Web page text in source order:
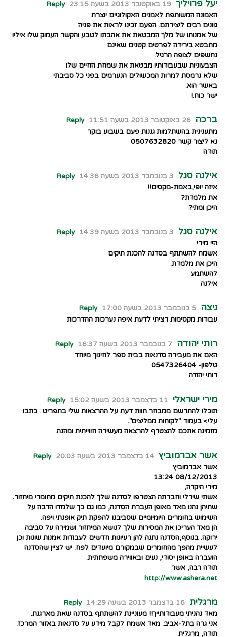
יעל פרויליך 19 באוקטובר 2013 בשעה 23:15
Reply
האמונה המשותפת לאמנים האקולוגיים יוצרת
גוונים רבים ליצירתם. הפעם זכינו לראות את פניה
של אמנותו של מלך המבטאת את אהבתו לטבע והקשר העמוק שלו איליו
מתבטא בירידה לפרטים קטנים שאינם
נחשפים לצופה הרגיל.
הצבעוניות שבעבודותיו מבטאת את שמחת החיים שלו
שלא נרמסת למרות המכשולים הנערמים בפני כל סביבתי
באשר הוא.
ישר כוח.!
ברכה 26 באוקטובר 2013 בשעה 11:51
Reply
מתענינית בהשתלמות גננות פעם בשבוע בוקר
נא ליצור קשר 0507632820
תודה
אילנה סגל 3 בנובמבר 2013 בשעה 14:36
Reply
איזה יופי,באמת-מקסים!!
את מלמדת?
היכן ומתי?
אילנה סגל 3 בנובמבר 2013 בשעה 14:39
Reply
היי מירי
אשמח להשתתף בסדנה להכנת תיקים
היכן את מלמדת.
להשתמע
אילנה
ניצה 5 בנובמבר 2013 בשעה 17:00
Reply
עבודות מקסימות רציתי לדעת איפה נערכות ההדרכות
רותי יהודה 7 בנובמבר 2013 בשעה 16:37
Reply
האם את מעבירה סדנאות בבית ספר לחינוך מיוחד
טלפון- 0547326404
רותי יהודה
מירי ישראלי 11 בדצמבר 2013 בשעה 15:02
Reply
תוכלו להתרשם ממבחר חוות דעת על ההרצאות שלי בתפריט : כתבו
עלי> בעמוד "לקוחות ממליצים".
מזמינה אתכם להצטרף להרצאה מעשירה חווייתית ומהנה.
אשר אברמוביץ 14 בדצמבר 2013 בשעה 20:03
Reply
אשר אברמוביץ
08/12/2013 13:24
מירי היקרה,
אשתי שירלי וחברתה הצטרפו לסדנה שלך להכנת תיקים מחומרי מיחזור.
שתיהן נהנו מאד מאופן העברת הסדנה, כמו גם כך שלמדו הרבה על
השימוש בחומרים היומיומיים שסביבנו להפקת תיק אופנתי ויפה.
הן מאד העריכו את המסירות שלך לנושא המיחזור ושמירה על סביבה
ירוקה. בנוסף,הסדנה נתנה להן רעיונות חדשים לעבודות אמנות שונות וכן
לעשיית מהפך מהחומרים שבמקורם מיועדים לפח. יש לציין שהסדנה
הועברה באופן יסודי, נעים ובאווירה משפחתית.
תודה רבה, אשר
http://www.ashera.net
מרגלית 16 בדצמבר 2013 בשעה 14:29
Reply
מאד נהניתי מעבודותייך!! מעוניינת להשתתף בסדנה שאת מארגנת.
אני גרה בתל-אביב. מאד אשמח לקבל מידע על סדנאות באזור המרכז.
תודה, מרגלית